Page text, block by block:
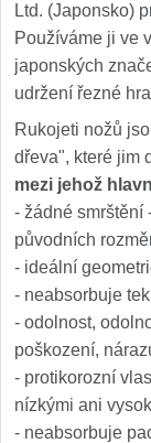
Ltd. (Japonsko)
Používáme ji ve
japonských
udržení řezné
Rukojeti nožů
dřeva", které jim
mezi jehož
- žádné smrštění
původních
- ideální
- neabsorbuje
- odolnost,
poškození,
- protikorozní
nízkými ani
- neabsorbuje